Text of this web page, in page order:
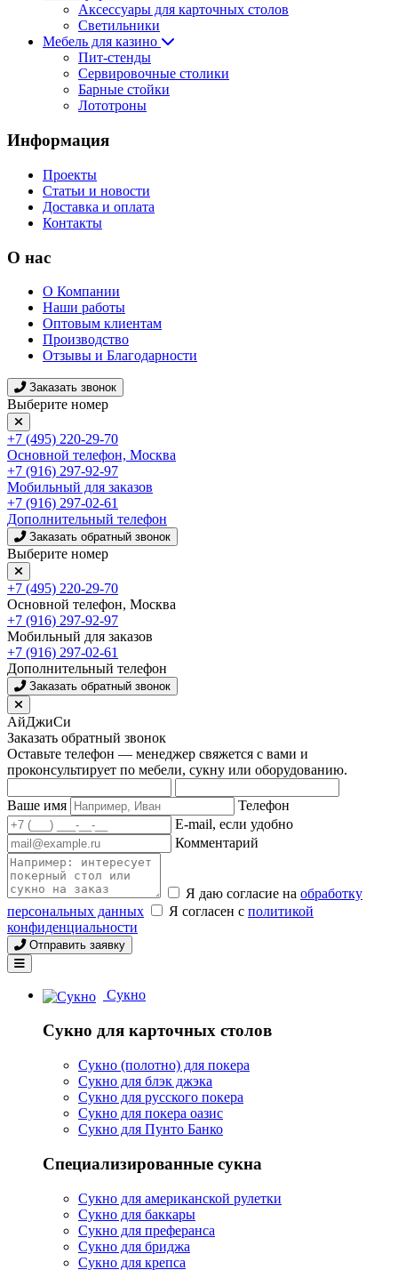
Аксессуары для карточных столов
Светильники
Мебель для казино
Пит-стенды
Сервировочные столики
Барные стойки
Лототроны
Информация
Проекты
Статьи и новости
Доставка и оплата
Контакты
О нас
О Компании
Наши работы
Оптовым клиентам
Производство
Отзывы и Благодарности
Заказать звонок
Выберите номер
+7 (495) 220-29-70
Основной телефон, Москва
+7 (916) 297-92-97
Мобильный для заказов
+7 (916) 297-02-61
Дополнительный телефон
Заказать обратный звонок
Выберите номер
+7 (495) 220-29-70
Основной телефон, Москва
+7 (916) 297-92-97
Мобильный для заказов
+7 (916) 297-02-61
Дополнительный телефон
Заказать обратный звонок
АйДжиСи
Заказать обратный звонок
Оставьте телефон — менеджер свяжется с вами и
проконсультирует по мебели, сукну или оборудованию.
Ваше имя
Телефон
E-mail, если удобно
Комментарий
Я даю согласие на обработку
персональных данных
Я согласен с политикой
конфиденциальности
Отправить заявку
Сукно
Сукно для карточных столов
Сукно (полотно) для покера
Сукно для блэк джэка
Сукно для русского покера
Сукно для покера оазис
Сукно для Пунто Банко
Специализированные сукна
Сукно для американской рулетки
Сукно для баккары
Сукно для преферанса
Сукно для бриджа
Сукно для крепса